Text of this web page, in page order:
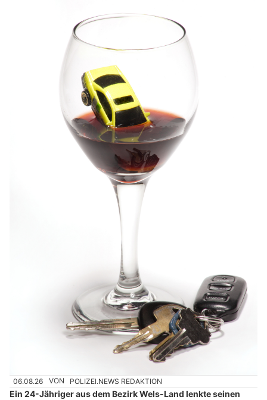
06.08.26 VON POLIZEI.NEWS REDAKTION
Ein 24-Jähriger aus dem Bezirk Wels-Land lenkte seinen